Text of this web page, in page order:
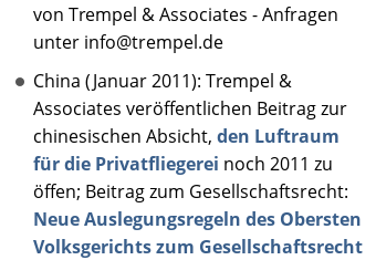
von Trempel & Associates - Anfragen
unter info@trempel.de
China (Januar 2011): Trempel &
Associates veröffentlichen Beitrag zur
chinesischen Absicht, den Luftraum
für die Privatfliegerei noch 2011 zu
öffen; Beitrag zum Gesellschaftsrecht:
Neue Auslegungsregeln des Obersten
Volksgerichts zum Gesellschaftsrecht